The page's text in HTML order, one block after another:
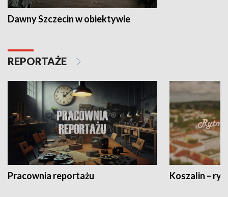
Dawny Szczecin w obiektywie
REPORTAŻE
Pracownia reportażu Koszalin –